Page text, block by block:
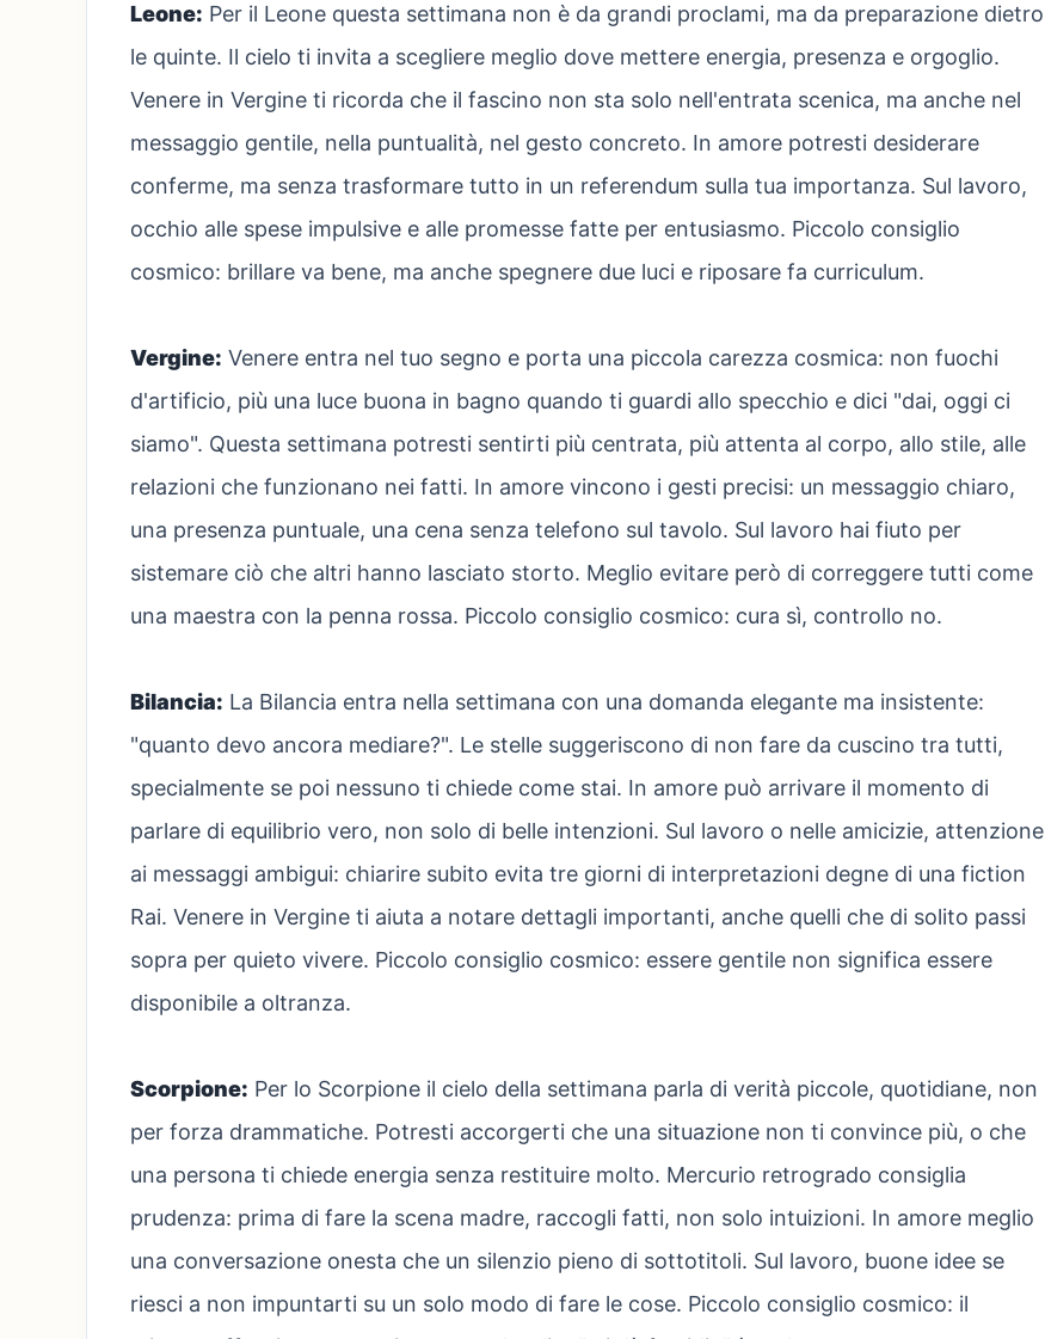
Leone: Per il Leone questa settimana non è da grandi proclami, ma da preparazione dietro
le quinte. Il cielo ti invita a scegliere meglio dove mettere energia, presenza e orgoglio.
Venere in Vergine ti ricorda che il fascino non sta solo nell'entrata scenica, ma anche nel
messaggio gentile, nella puntualità, nel gesto concreto. In amore potresti desiderare
conferme, ma senza trasformare tutto in un referendum sulla tua importanza. Sul lavoro,
occhio alle spese impulsive e alle promesse fatte per entusiasmo. Piccolo consiglio
cosmico: brillare va bene, ma anche spegnere due luci e riposare fa curriculum.
Vergine: Venere entra nel tuo segno e porta una piccola carezza cosmica: non fuochi
d'artificio, più una luce buona in bagno quando ti guardi allo specchio e dici "dai, oggi ci
siamo". Questa settimana potresti sentirti più centrata, più attenta al corpo, allo stile, alle
relazioni che funzionano nei fatti. In amore vincono i gesti precisi: un messaggio chiaro,
una presenza puntuale, una cena senza telefono sul tavolo. Sul lavoro hai fiuto per
sistemare ciò che altri hanno lasciato storto. Meglio evitare però di correggere tutti come
una maestra con la penna rossa. Piccolo consiglio cosmico: cura sì, controllo no.
Bilancia: La Bilancia entra nella settimana con una domanda elegante ma insistente:
"quanto devo ancora mediare?". Le stelle suggeriscono di non fare da cuscino tra tutti,
specialmente se poi nessuno ti chiede come stai. In amore può arrivare il momento di
parlare di equilibrio vero, non solo di belle intenzioni. Sul lavoro o nelle amicizie, attenzione
ai messaggi ambigui: chiarire subito evita tre giorni di interpretazioni degne di una fiction
Rai. Venere in Vergine ti aiuta a notare dettagli importanti, anche quelli che di solito passi
sopra per quieto vivere. Piccolo consiglio cosmico: essere gentile non significa essere
disponibile a oltranza.
Scorpione: Per lo Scorpione il cielo della settimana parla di verità piccole, quotidiane, non
per forza drammatiche. Potresti accorgerti che una situazione non ti convince più, o che
una persona ti chiede energia senza restituire molto. Mercurio retrogrado consiglia
prudenza: prima di fare la scena madre, raccogli fatti, non solo intuizioni. In amore meglio
una conversazione onesta che un silenzio pieno di sottotitoli. Sul lavoro, buone idee se
riesci a non impuntarti su un solo modo di fare le cose. Piccolo consiglio cosmico: il